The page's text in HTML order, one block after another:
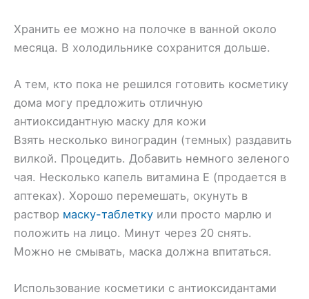
Хранить ее можно на полочке в ванной около
месяца. В холодильнике сохранится дольше.
А тем, кто пока не решился готовить косметику
дома могу предложить отличную
антиоксидантную маску для кожи
Взять несколько виноградин (темных) раздавить
вилкой. Процедить. Добавить немного зеленого
чая. Несколько капель витамина Е (продается в
аптеках). Хорошо перемешать, окунуть в
раствор маску-таблетку или просто марлю и
положить на лицо. Минут через 20 снять.
Можно не смывать, маска должна впитаться.
Использование косметики с антиоксидантами